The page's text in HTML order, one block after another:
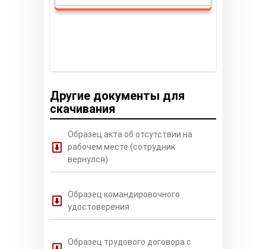
Другие документы для
скачивания
Образец акта об отсутствии на
рабочем месте (сотрудник
вернулся)
Образец командировочного
удостоверения
Образец трудового договора с